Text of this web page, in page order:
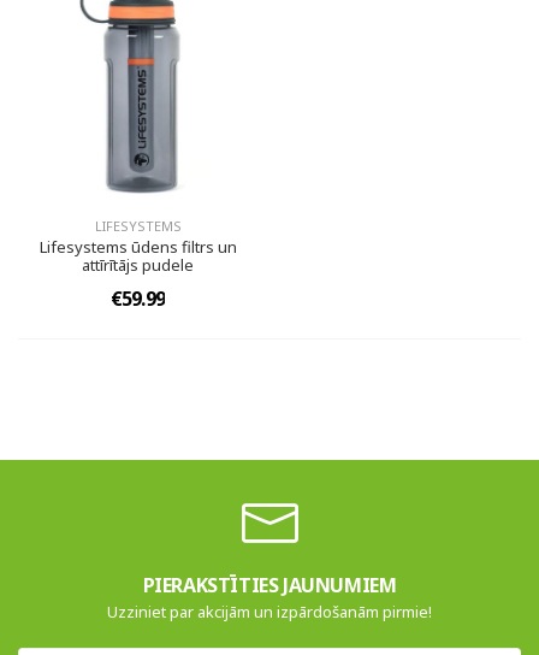
LIFESYSTEMS
Lifesystems ūdens filtrs un
attīrītājs pudele
€59.99
PIERAKSTĪTIES JAUNUMIEM
Uzziniet par akcijām un izpārdošanām pirmie!